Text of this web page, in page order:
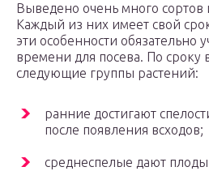
Выведено очень много сортов
Каждый из них имеет свой
эти особенности обязательно
времени для посева. По сроку
следующие группы растений:
ранние достигают
после появления всходов;
среднеспелые дают плоды